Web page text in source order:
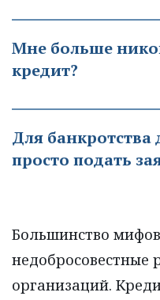
Мне больше
кредит?
Для банкротства
просто подать
Большинство
недобросовестные
организаций.